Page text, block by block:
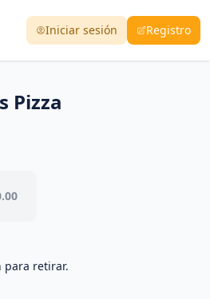
Iniciar sesión Registro
Pizza
para retirar.